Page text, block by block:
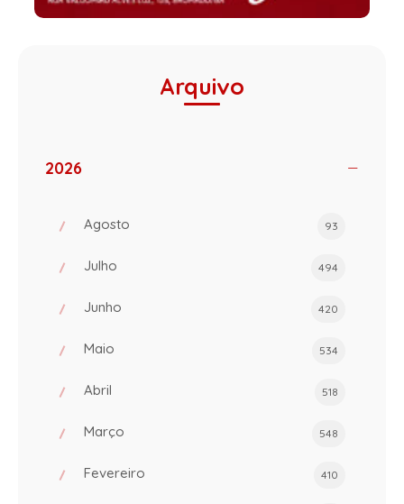
Arquivo
2026
Agosto 93
Julho 494
Junho 420
Maio 534
Abril 518
Março 548
Fevereiro 410